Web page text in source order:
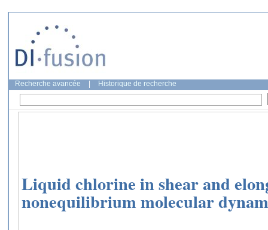
Recherche avancée Historique de recherche
Liquid chlorine in shear and
nonequilibrium molecular